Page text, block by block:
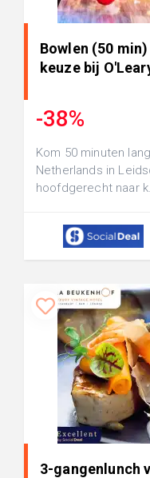
Bowlen (50
keuze bij
-38%
Kom 50 minuten
Netherlands in
hoofdgerecht naar
3-gangenlunch